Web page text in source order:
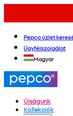
Pepco üzlet
Ügyfélszolgálat
Magyar
Újságunk
Kollekciók